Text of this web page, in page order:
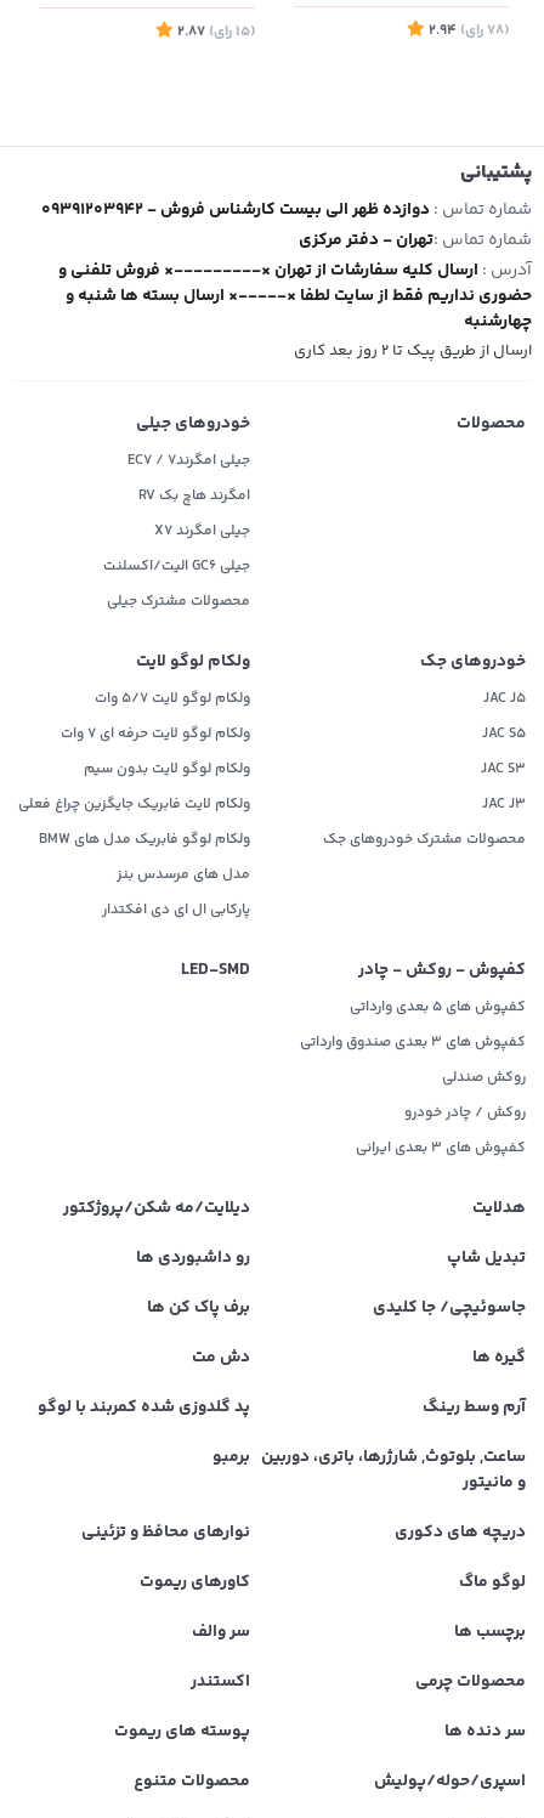
(78
رای)
2.94
(15
رای)
2.87
پشتیبانی
شماره تماس : 09391203942 - دوازده ظهر الی بیست کارشناس فروش
شماره تماس :تهران - دفتر مرکزی
آدرس : ارسال کلیه سفارشات از تهران ×---------× فروش تلفنی و
حضوری نداریم فقط از سایت لطفا ×-----× ارسال بسته ها شنبه و
چهارشنبه
ارسال از طریق پیک تا ۲ روز بعد کاری
محصولات خودروهای جیلی
جیلی امگرند۷ / EC7
امگرند هاچ بک RV
جیلی امگرند X7
جیلی GC6 الیت/اکسلنت
محصولات مشترک جیلی
خودروهای جک
JAC J5
JAC S5
JAC S3
JAC J3
محصولات مشترک خودروهای جک
ولکام لوگو لایت
ولکام لوگو لایت 5/7 وات
ولکام لوگو لایت حرفه ای 7 وات
ولکام لوگو لایت بدون سیم
ولکام لایت فابریک جایگزین چراغ فعلی
ولکام لوگو فابریک مدل های BMW
مدل های مرسدس بنز
پارکابی ال ای دی افکتدار
کفپوش - روکش - چادر
کفپوش های 5 بعدی وارداتی
کفپوش های 3 بعدی صندوق وارداتی
روکش صندلی
روکش / چادر خودرو
کفپوش های ۳ بعدی ایرانی
LED‌-SMD
هدلایت
دیلایت/مه شکن/پروژکتور
تبدیل شاپ
رو داشبوردی ها
جاسوئیچی/ جا کلیدی
برف پاک کن ها
گیره ها
دش مت
آرم وسط رینگ
پد گلدوزی شده کمربند با لوگو
ساعت, بلوتوث, شارژرها، باتری، دوربین
و مانیتور
برمبو
دریچه های دکوری
نوارهای محافظ و تزئینی
لوگو ماگ
کاورهای ریموت
برچسب ها
سر والف
محصولات چرمی
اکستندر
سر دنده ها
پوسته های ریموت
اسپری/حوله/پولیش
محصولات متنوع